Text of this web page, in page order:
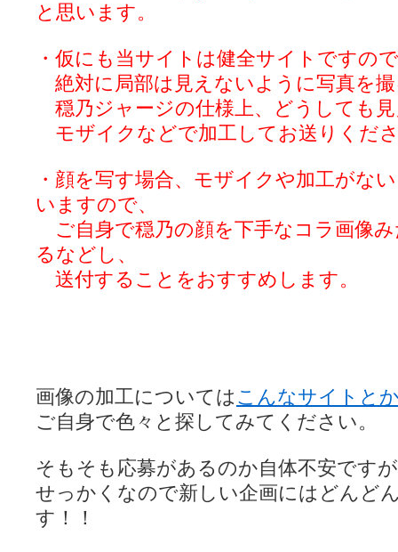
と思います。
・仮にも当サイトは健全サイトですので
絶対に局部は見えないように写真を
穏乃ジャージの仕様上、どうしても
モザイクなどで加工してお送りくだ
・顔を写す場合、モザイクや加工がな
いますので、
ご自身で穏乃の顔を下手なコラ画像
るなどし、
送付することをおすすめします。
画像の加工については こんなサイトと
ご自身で色々と探してみてください。
そもそも応募があるのか自体不安です
せっかくなので新しい企画にはどんど
す！！